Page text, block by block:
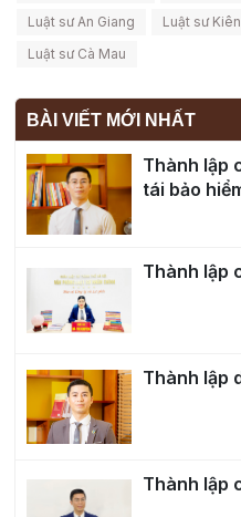
Luật sư An Giang
Luật sư
Luật sư Cà Mau
BÀI VIẾT MỚI NHẤT
Thành lập
tái bảo
Thành lập
Thành lập
Thành lập